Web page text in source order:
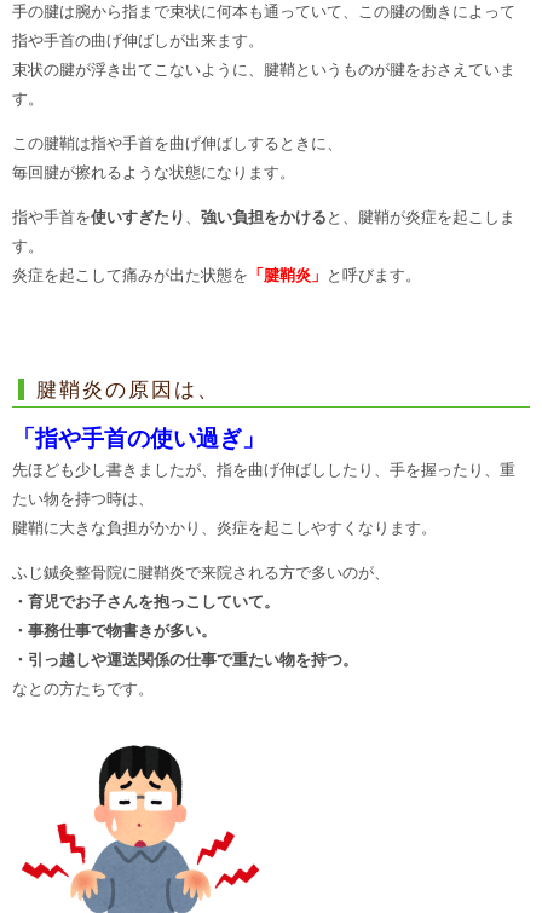
手の腱は腕から指まで束状に何本も通っていて、この腱の働きによって
指や手首の曲げ伸ばしが出来ます。
束状の腱が浮き出てこないように、腱鞘というものが腱をおさえていま
す。
この腱鞘は指や手首を曲げ伸ばしするときに、
毎回腱が擦れるような状態になります。
指や手首を使いすぎたり 、 強い負担をかける と、腱鞘が炎症を起こしま
す。
炎症を起こして痛みが出た状態を 「腱鞘炎」 と呼びます。
腱鞘炎の原因は、
「指や手首の使い過ぎ」
先ほども少し書きましたが、指を曲げ伸ばししたり、手を握ったり、重
たい物を持つ時は、
腱鞘に大きな負担がかかり、炎症を起こしやすくなります。
ふじ鍼灸整骨院に腱鞘炎で来院される方で多いのが、
・育児でお子さんを抱っこしていて。
・事務仕事で物書きが多い。
・引っ越しや運送関係の仕事で重たい物を持つ。
なとの方たちです。